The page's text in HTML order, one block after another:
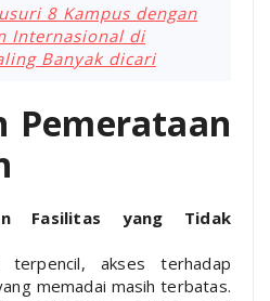
8 Kampus dengan
Internasional di
Banyak dicari
Pemerataan
Fasilitas yang Tidak
terpencil, akses terhadap
memadai masih terbatas.